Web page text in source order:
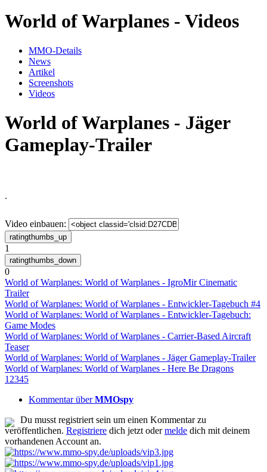
World of Warplanes - Videos
MMO-Details
News
Artikel
Screenshots
Videos
World of Warplanes - Jäger
Gameplay-Trailer
.
Video einbauen:
1
0
World of Warplanes: World of Warplanes - IgroMir Cinematic
Trailer
World of Warplanes: World of Warplanes - Entwickler-Tagebuch #4
World of Warplanes: World of Warplanes - Entwickler-Tagebuch:
Game Modes
World of Warplanes: World of Warplanes - Carrier-Based Aircraft
Teaser
World of Warplanes: World of Warplanes - Jäger Gameplay-Trailer
World of Warplanes: World of Warplanes - Here Be Dragons
1 2345
Kommentar überMMOspy
Du musst registriert sein um einen Kommentar zu
veröffentlichen. Registriere dich jetzt odermelde dich mit deinem
vorhandenen Account an.